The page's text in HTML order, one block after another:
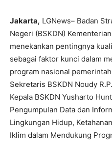
Jakarta, LGNews– Badan
Negeri (BSKDN)
menekankan pentingnya
sebagai faktor kunci dalam
program nasional
Sekretaris BSKDN Noudy
Kepala BSKDN Yusharto
Pengumpulan Data dan
Lingkungan Hidup,
Iklim dalam Mendukung